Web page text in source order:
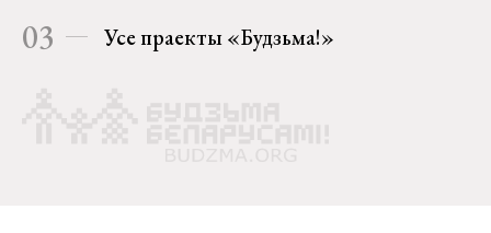
03 Усе праекты «Будзьма!»